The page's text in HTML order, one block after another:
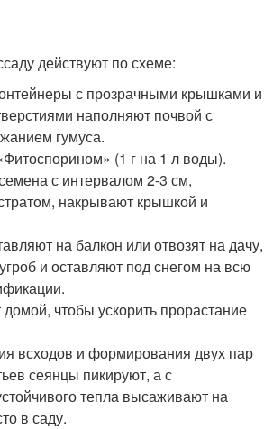
действуют по схеме:
с прозрачными крышками и
наполняют почвой с
гумуса.
(1 г на 1 л воды).
с интервалом 2-3 см,
накрывают крышкой и
на балкон или отвозят на дачу,
и оставляют под снегом на всю
чтобы ускорить прорастание
всходов и формирования двух пар
сеянцы пикируют, а с
тепла высаживают на
в саду.